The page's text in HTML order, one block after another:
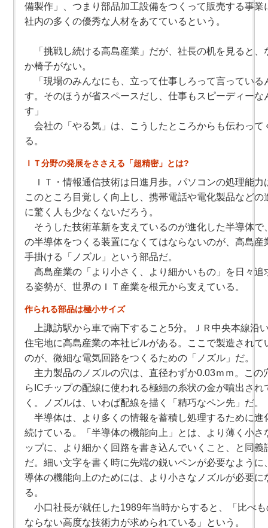
備製作」、つまり部品加工設備をつくって販売する事業
社内の多くの優秀な人材をあてているという。
「挑戦し続ける高島産業」だが、社長の机を見ると、
か椅子がない。
「現場のみんなにも、立って仕事しろって言っている
す。そのほうが省スペースだし、仕事もスピーディーな
す」
会社の「やる気」は、こうしたところからも伝わって
る。
ＩＴ分野の発展をささえる「超精密」とは?
ＩＴ・情報通信技術は日進月歩。パソコンの処理能力
このところ目覚しく向上し、携帯電話や電化製品などの
に驚く人も少なくないだろう。
そうした技術革新を支えているのが進化した半導体で
の半導体をつくる装置になくてはならないのが、高島産
手掛ける「ノズル」という部品だ。
高島産業の「より小さく、より細かいもの」を日々追
る姿勢が、世界のＩＴ産業を根元から支えている。
作られる部品は極小サイズ
上諏訪駅から車で南下すること5分。ＪＲ中央本線沿
住宅地に高島産業の本社ビルがある。ここで製造されて
のが、微細な電気回路をつくるための「ノズル」だ。
主力製品のノズルの穴は、直径わずか0.03ｍｍ。この
らICチップの配線に使われる極細の糸状の金が噴出され
く。ノズルは、いわば配線を描く「精巧なペン先」だ。
半導体は、より多くの情報を蓄積し処理するために進
続けている。「半導体の機能向上」とは、より薄く小さ
ップに、より細かく回路を書き込んでいくこと、と同義
だ。細い文字を書く時に先端の鋭いペンが必要なように
導体の機能向上のためには、より小さなノズルが必要に
る。
小口社長が就任した1989年当時からすると、「比べ
ならない高度な技術力が求められている」という。